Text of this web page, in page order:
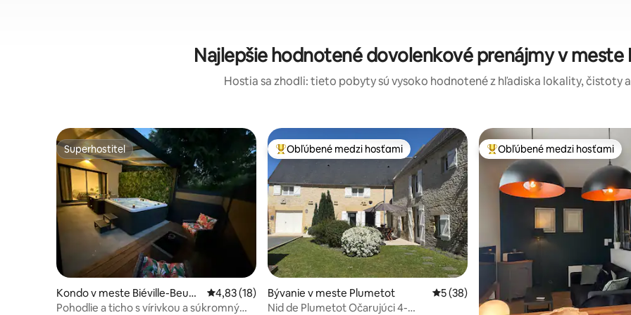
Najlepšie hodnotené dovolenkové prenájmy v meste
Hostia sa zhodli: tieto pobyty sú vysoko hodnotené z hľadiska lokality, čistoty
Superhostiteľ
Superhostiteľ
Kondo v meste Biéville-Beuvill
e
Priemerné ohodnotenie 4,83 z 5, počet hodnotení: 18
4,83 (18)
Pohodlie a ticho s vírivkou a súkromným
Najobľúbenejšie medzi hosťami
Obľúbené medzi hosťami
Bývanie v meste Plumetot Priemerné ohodnotenie 5 z 5, počet
5 (38)
Nid de Plumetot Očarujúci 4-
Najobľúbenejšie medzi hosťami
Obľúbené medzi hosťami